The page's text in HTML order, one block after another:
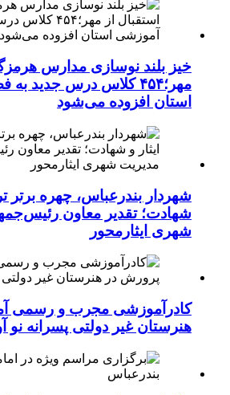
خیز بلند نوسازی مدارس
مهر؛۴۵۴ کلاس درس جدید
استان افزوده می‌شود
شهردار بندرعباس، چهره برتر
شهادت؛ تقدیر معاون
شهری ایثارمحور
کادرآموزشی مجرب و رسمی
هنرستان غیر دولتی پسرانه نو